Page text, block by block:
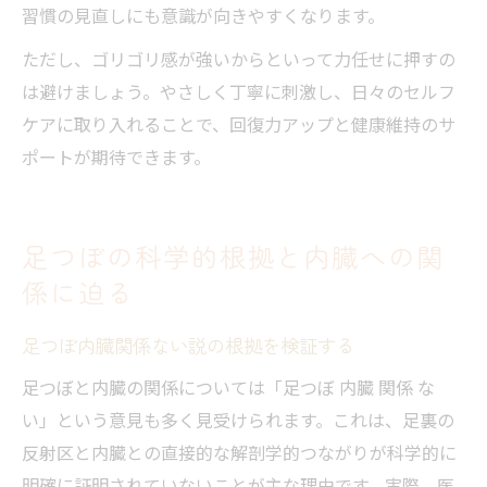
習慣の見直しにも意識が向きやすくなります。
ただし、ゴリゴリ感が強いからといって力任せに押すの
は避けましょう。やさしく丁寧に刺激し、日々のセルフ
ケアに取り入れることで、回復力アップと健康維持のサ
ポートが期待できます。
足つぼの科学的根拠と内臓への関
係に迫る
足つぼ内臓関係ない説の根拠を検証する
足つぼと内臓の関係については「足つぼ 内臓 関係 な
い」という意見も多く見受けられます。これは、足裏の
反射区と内臓との直接的な解剖学的つながりが科学的に